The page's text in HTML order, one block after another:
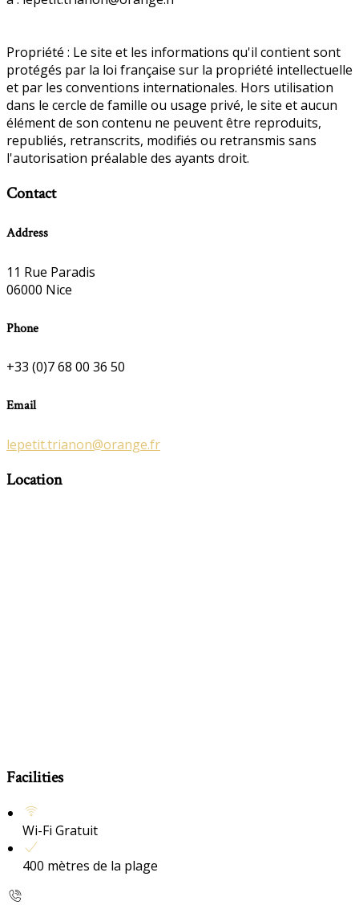
Propriété : Le site et les informations qu'il contient sont
protégés par la loi française sur la propriété intellectuelle
et par les conventions internationales. Hors utilisation
dans le cercle de famille ou usage privé, le site et aucun
élément de son contenu ne peuvent être reproduits,
republiés, retranscrits, modifiés ou retransmis sans
l'autorisation préalable des ayants droit.
Contact
Address
11 Rue Paradis
06000 Nice
Phone
+33 (0)7 68 00 36 50
Email
lepetit.trianon@orange.fr
Location
Facilities
Wi-Fi Gratuit
400 mètres de la plage